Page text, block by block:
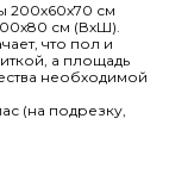
200х60х70 см
см (ВхШ).
что пол и
а площадь
необходимой
(на подрезку,